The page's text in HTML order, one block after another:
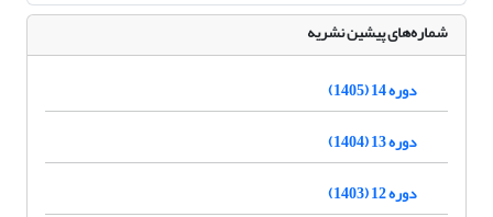
شماره‌های پیشین نشریه
دوره 14 (1405)
دوره 13 (1404)
دوره 12 (1403)